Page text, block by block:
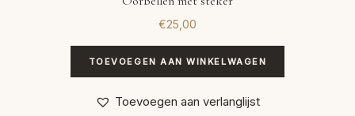
€25,00
TOEVOEGEN AAN WINKELWAGEN
Toevoegen aan verlanglijst